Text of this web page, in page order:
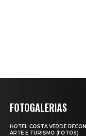
FOTOGALERIAS
HOTEL COSTA VERDE
ARTE E TURISMO (FOTOS)